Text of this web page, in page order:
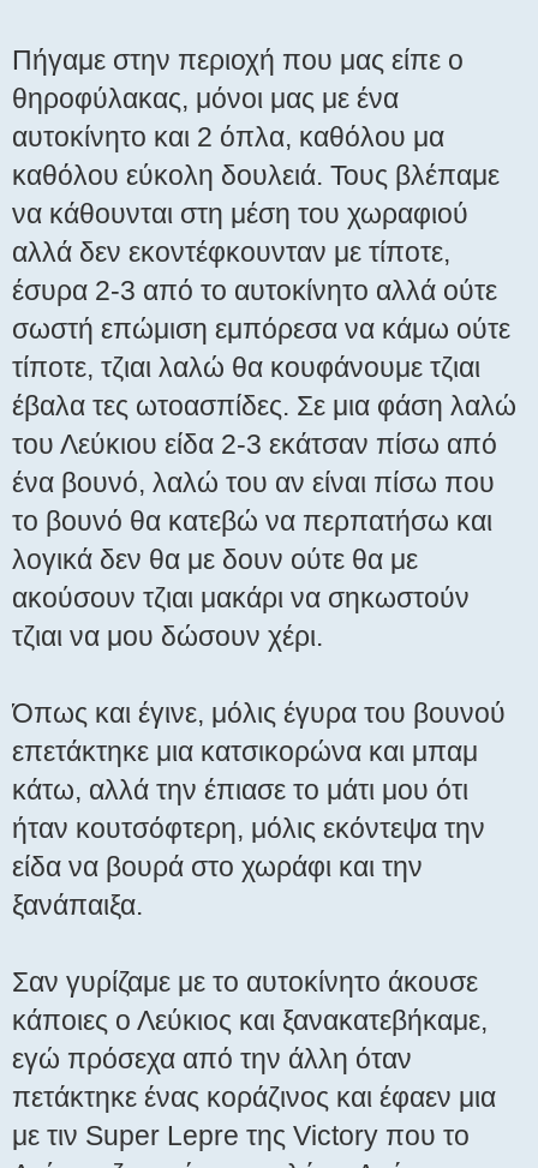
Πήγαμε στην περιοχή που μας είπε ο
θηροφύλακας, μόνοι μας με ένα
αυτοκίνητο και 2 όπλα, καθόλου μα
καθόλου εύκολη δουλειά. Τους βλέπαμε
να κάθουνται στη μέση του χωραφιού
αλλά δεν εκοντέφκουνταν με τίποτε,
έσυρα 2-3 από το αυτοκίνητο αλλά ούτε
σωστή επώμιση εμπόρεσα να κάμω ούτε
τίποτε, τζιαι λαλώ θα κουφάνουμε τζιαι
έβαλα τες ωτοασπίδες. Σε μια φάση λαλώ
του Λεύκιου είδα 2-3 εκάτσαν πίσω από
ένα βουνό, λαλώ του αν είναι πίσω που
το βουνό θα κατεβώ να περπατήσω και
λογικά δεν θα με δουν ούτε θα με
ακούσουν τζιαι μακάρι να σηκωστούν
τζιαι να μου δώσουν χέρι.
Όπως και έγινε, μόλις έγυρα του βουνού
επετάκτηκε μια κατσικορώνα και μπαμ
κάτω, αλλά την έπιασε το μάτι μου ότι
ήταν κουτσόφτερη, μόλις εκόντεψα την
είδα να βουρά στο χωράφι και την
ξανάπαιξα.
Σαν γυρίζαμε με το αυτοκίνητο άκουσε
κάποιες ο Λεύκιος και ξανακατεβήκαμε,
εγώ πρόσεχα από την άλλη όταν
πετάκτηκε ένας κοράζινος και έφαεν μια
με τιν Super Lepre της Victory που το